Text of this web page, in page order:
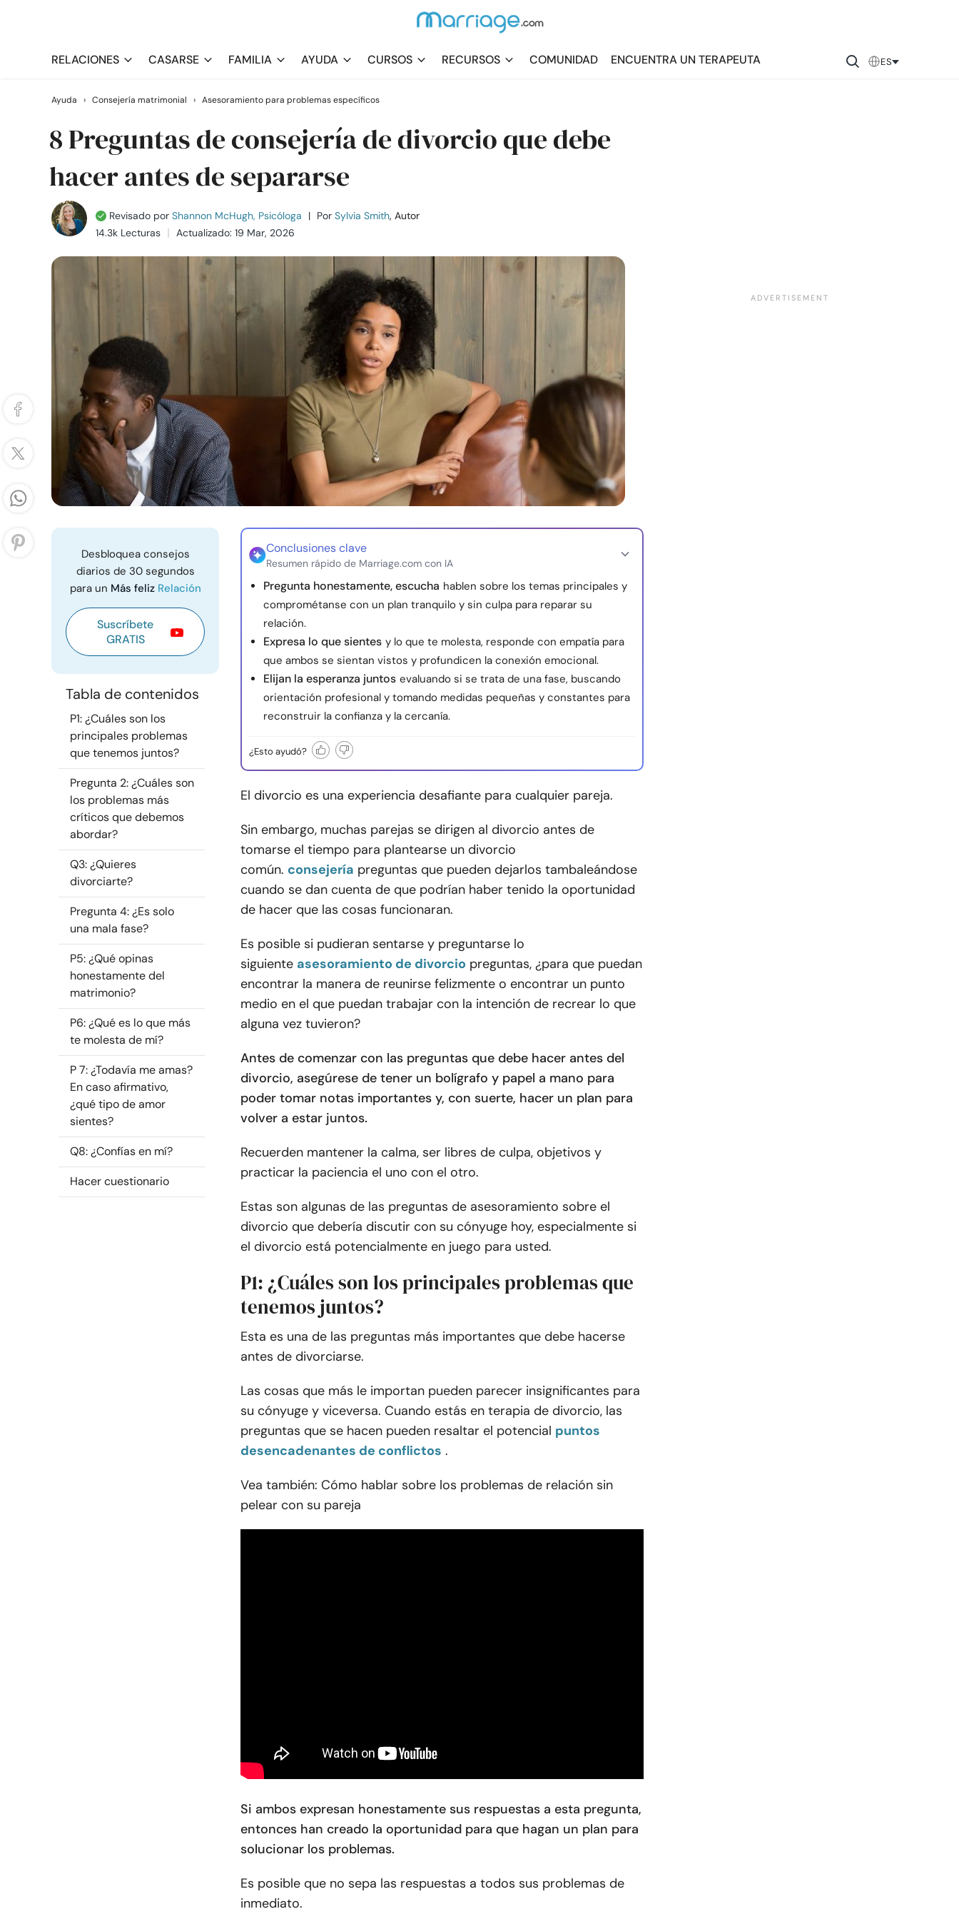
RELACIONES CASARSE FAMILIA AYUDA CURSOS RECURSOS COMUNIDAD ENCUENTRA UN TERAPEUTA ES
Ayuda › Consejería matrimonial › Asesoramiento para problemas específicos
8 Preguntas de consejería de divorcio que debe
hacer antes de separarse
Revisado por Shannon McHugh, Psicóloga | Por Sylvia Smith, Autor
14.3k Lecturas
Actualizado: 19 Mar, 2026
Desbloquea consejos
diarios de 30 segundos
para un Más feliz Relación
Suscríbete
GRATIS
Tabla de contenidos
P1: ¿Cuáles son los
principales problemas
que tenemos juntos?
Pregunta 2: ¿Cuáles son
los problemas más
críticos que debemos
abordar?
Q3: ¿Quieres
divorciarte?
Pregunta 4: ¿Es solo
una mala fase?
P5: ¿Qué opinas
honestamente del
matrimonio?
P6: ¿Qué es lo que más
te molesta de mí?
P 7: ¿Todavía me amas?
En caso afirmativo,
¿qué tipo de amor
sientes?
Q8: ¿Confías en mí?
Hacer cuestionario
Conclusiones clave
Resumen rápido de Marriage.com con IA
Pregunta honestamente, escucha hablen sobre los temas principales y
comprométanse con un plan tranquilo y sin culpa para reparar su
relación.
Expresa lo que sientes y lo que te molesta, responde con empatía para
que ambos se sientan vistos y profundicen la conexión emocional.
Elijan la esperanza juntos evaluando si se trata de una fase, buscando
orientación profesional y tomando medidas pequeñas y constantes para
reconstruir la confianza y la cercanía.
¿Esto ayudó?
El divorcio es una experiencia desafiante para cualquier pareja.
Sin embargo, muchas parejas se dirigen al divorcio antes de
tomarse el tiempo para plantearse un divorcio
común. consejería preguntas que pueden dejarlos tambaleándose
cuando se dan cuenta de que podrían haber tenido la oportunidad
de hacer que las cosas funcionaran.
Es posible si pudieran sentarse y preguntarse lo
siguiente asesoramiento de divorcio preguntas, ¿para que puedan
encontrar la manera de reunirse felizmente o encontrar un punto
medio en el que puedan trabajar con la intención de recrear lo que
alguna vez tuvieron?
Antes de comenzar con las preguntas que debe hacer antes del
divorcio, asegúrese de tener un bolígrafo y papel a mano para
poder tomar notas importantes y, con suerte, hacer un plan para
volver a estar juntos.
Recuerden mantener la calma, ser libres de culpa, objetivos y
practicar la paciencia el uno con el otro.
Estas son algunas de las preguntas de asesoramiento sobre el
divorcio que debería discutir con su cónyuge hoy, especialmente si
el divorcio está potencialmente en juego para usted.
P1: ¿Cuáles son los principales problemas que
tenemos juntos?
Esta es una de las preguntas más importantes que debe hacerse
antes de divorciarse.
Las cosas que más le importan pueden parecer insignificantes para
su cónyuge y viceversa. Cuando estás en terapia de divorcio, las
preguntas que se hacen pueden resaltar el potencial puntos
desencadenantes de conflictos .
Vea también: Cómo hablar sobre los problemas de relación sin
pelear con su pareja
Si ambos expresan honestamente sus respuestas a esta pregunta,
entonces han creado la oportunidad para que hagan un plan para
solucionar los problemas.
Es posible que no sepa las respuestas a todos sus problemas de
inmediato.